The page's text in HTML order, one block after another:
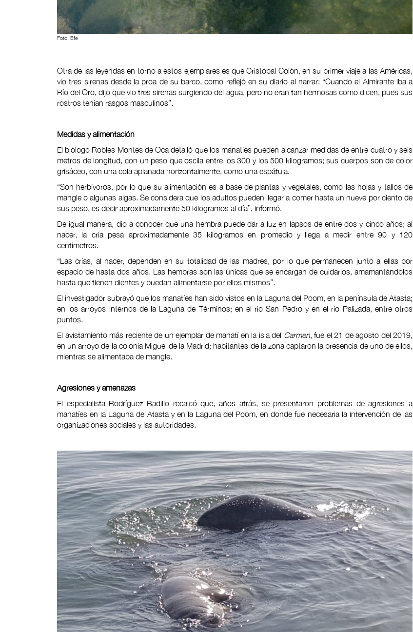
Foto: Efe
Otra de las leyendas en torno a estos ejemplares es que Cristóbal Colón, en su primer viaje a las Américas,
vio tres sirenas desde la proa de su barco, como reflejó en su diario al narrar: “Cuando el Almirante iba a
Río del Oro, dijo que vio tres sirenas surgiendo del agua, pero no eran tan hermosas como dicen, pues sus
rostros tenían rasgos masculinos”.
Medidas y alimentación
El biólogo Robles Montes de Oca detalló que los manatíes pueden alcanzar medidas de entre cuatro y seis
metros de longitud, con un peso que oscila entre los 300 y los 500 kilogramos; sus cuerpos son de color
grisáceo, con una cola aplanada horizontalmente, como una espátula.
“Son herbívoros, por lo que su alimentación es a base de plantas y vegetales, como las hojas y tallos de
mangle o algunas algas. Se considera que los adultos pueden llegar a comer hasta un nueve por ciento de
sus peso, es decir aproximadamente 50 kilogramos al día”, informó.
De igual manera, dio a conocer que una hembra puede dar a luz en lapsos de entre dos y cinco años; al
nacer, la cría pesa aproximadamente 35 kilogramos en promedio y llega a medir entre 90 y 120
centímetros.
“Las crías, al nacer, dependen en su totalidad de las madres, por lo que permanecen junto a ellas por
espacio de hasta dos años. Las hembras son las únicas que se encargan de cuidarlos, amamantándolos
hasta que tienen dientes y puedan alimentarse por ellos mismos”.
El investigador subrayó que los manatíes han sido vistos en la Laguna del Poom, en la península de Atasta;
en los arroyos internos de la Laguna de Términos; en el río San Pedro y en el río Palizada, entre otros
puntos.
El avistamiento más reciente de un ejemplar de manatí en la isla del Carmen, fue el 21 de agosto del 2019,
en un arroyo de la colonia Miguel de la Madrid; habitantes de la zona captaron la presencia de uno de ellos,
mientras se alimentaba de mangle.
Agresiones y amenazas
El especialista Rodríguez Badillo recalcó que, años atrás, se presentaron problemas de agresiones a
manatíes en la Laguna de Atasta y en la Laguna del Poom, en donde fue necesaria la intervención de las
organizaciones sociales y las autoridades.